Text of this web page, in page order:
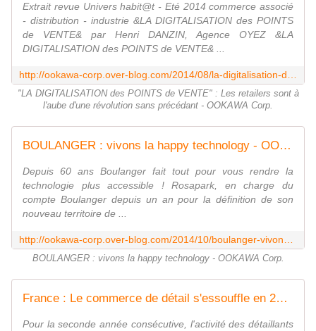
Extrait revue Univers habit@t - Eté 2014 commerce associé
- distribution - industrie &LA DIGITALISATION des POINTS
de VENTE& par Henri DANZIN, Agence OYEZ &LA
DIGITALISATION des POINTS de VENTE& ...
"LA DIGITALISATION des POINTS de VENTE" : Les retailers sont à
l'aube d'une révolution sans précédant - OOKAWA Corp.
BOULANGER : vivons la happy technology - OOKAWA Corp.
Depuis 60 ans Boulanger fait tout pour vous rendre la
technologie plus accessible ! Rosapark, en charge du
compte Boulanger depuis un an pour la définition de son
nouveau territoire de ...
BOULANGER : vivons la happy technology - OOKAWA Corp.
France : Le commerce de détail s'essouffle en 2013 ! - OOKAWA Corp.
Pour la seconde année consécutive, l'activité des détaillants